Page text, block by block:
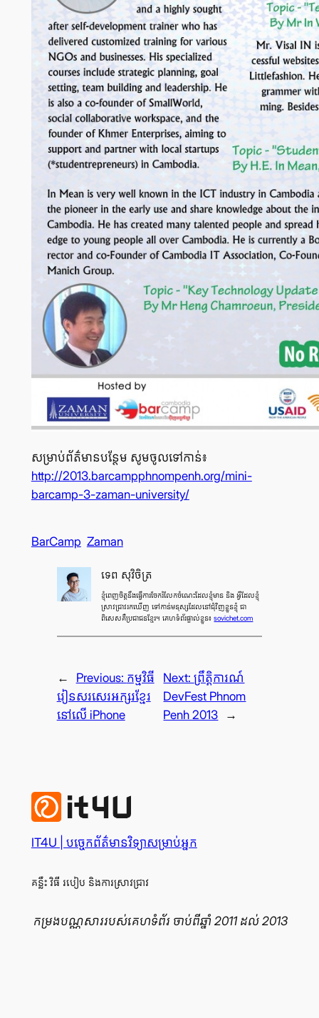
សម្រាប់​ព័ត៌មាន​បន្ថែម សូម​ចូល​ទៅ​កាន់៖
http://2013.barcampphnompenh.org/mini-
barcamp-3-zaman-university/
BarCamp Zaman
ទេព សុវិចិត្រ
ខ្ញុំ​ពេញ​ចិត្ត​នឹង​ធ្វើ​ការ​ចែក​រំលែក​ចំណេះ​ដែល​ខ្ញុំ​មាន និង អ្វី​ដែល​ខ្ញុំ​
ស្រាវ​ជ្រាវ​រក​ឃើញ ទៅ​កាន់​មនុស្ស​ដែល​នៅ​ជុំ​វិញ​ខ្លួន​ខ្ញុំ ជា​
ពិសេស​គឺ​ប្រជាជន​ខ្មែរ។ គេហទំព័រផ្ទាល់ខ្លួន៖sovichet.com
← Previous: កម្មវិធី​
រៀន​សរសេរ​អក្សរ​ខ្មែរ
នៅ​លើ iPhone
Next:ព្រឹត្តិការណ៍
DevFest Phnom
Penh 2013
→
IT4U | បច្ចេក​ព័ត៌មានវិទ្យា​សម្រាប់​អ្នក
គន្លឹះ វិធី របៀប និង​ការ​ស្រាវ​ជ្រាវ
កម្រងបណ្ណសាររបស់គេហទំព័រ ចាប់ពីឆ្នាំ 2011 ដល់ 2013